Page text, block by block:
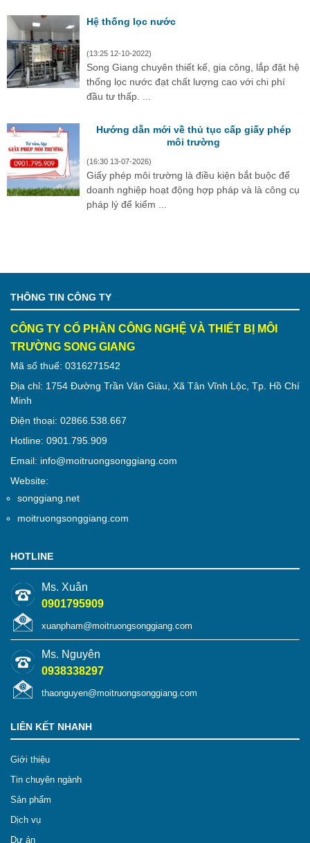
Hệ thống lọc nước
(13:25 12-10-2022)
Song Giang chuyên thiết kế, gia công, lắp đặt hệ
thống lọc nước đạt chất lượng cao với chi phí
đầu tư thấp. ...
Hướng dẫn mới về thủ tục cấp giấy phép
môi trường
(16:30 13-07-2026)
Giấy phép môi trường là điều kiện bắt buộc để
doanh nghiệp hoạt động hợp pháp và là công cụ
pháp lý để kiểm ...
THÔNG TIN CÔNG TY
CÔNG TY CỔ PHẦN CÔNG NGHỆ VÀ THIẾT BỊ MÔI
TRƯỜNG SONG GIANG
Mã số thuế: 0316271542
Địa chỉ: 1754 Đường Trần Văn Giàu, Xã Tân Vĩnh Lộc, Tp. Hồ Chí
Minh
Điện thoại: 02866.538.667
Hotline: 0901.795.909
Email: info@moitruongsonggiang.com
Website:
songgiang.net
moitruongsonggiang.com
HOTLINE
Ms. Xuân
0901795909
xuanpham@moitruongsonggiang.com
Ms. Nguyên
0938338297
thaonguyen@moitruongsonggiang.com
LIÊN KẾT NHANH
Giới thiệu
Tin chuyên ngành
Sản phẩm
Dịch vụ
Dự án